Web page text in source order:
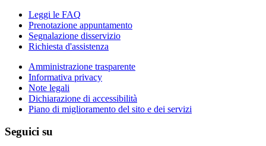
Leggi le FAQ
Prenotazione appuntamento
Segnalazione disservizio
Richiesta d'assistenza
Amministrazione trasparente
Informativa privacy
Note legali
Dichiarazione di accessibilità
Piano di miglioramento del sito e dei servizi
Seguici su